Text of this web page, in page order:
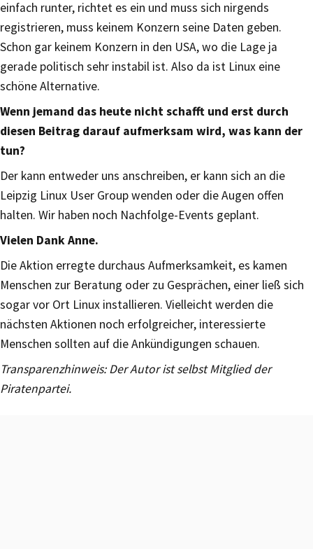
einfach runter, richtet es ein und muss sich nirgends
registrieren, muss keinem Konzern seine Daten geben.
Schon gar keinem Konzern in den USA, wo die Lage ja
gerade politisch sehr instabil ist. Also da ist Linux eine
schöne Alternative.
Wenn jemand das heute nicht schafft und erst durch
diesen Beitrag darauf aufmerksam wird, was kann der
tun?
Der kann entweder uns anschreiben, er kann sich an die
Leipzig Linux User Group wenden oder die Augen offen
halten. Wir haben noch Nachfolge-Events geplant.
Vielen Dank Anne.
Die Aktion erregte durchaus Aufmerksamkeit, es kamen
Menschen zur Beratung oder zu Gesprächen, einer ließ sich
sogar vor Ort Linux installieren. Vielleicht werden die
nächsten Aktionen noch erfolgreicher, interessierte
Menschen sollten auf die Ankündigungen schauen.
Transparenzhinweis: Der Autor ist selbst Mitglied der
Piratenpartei.